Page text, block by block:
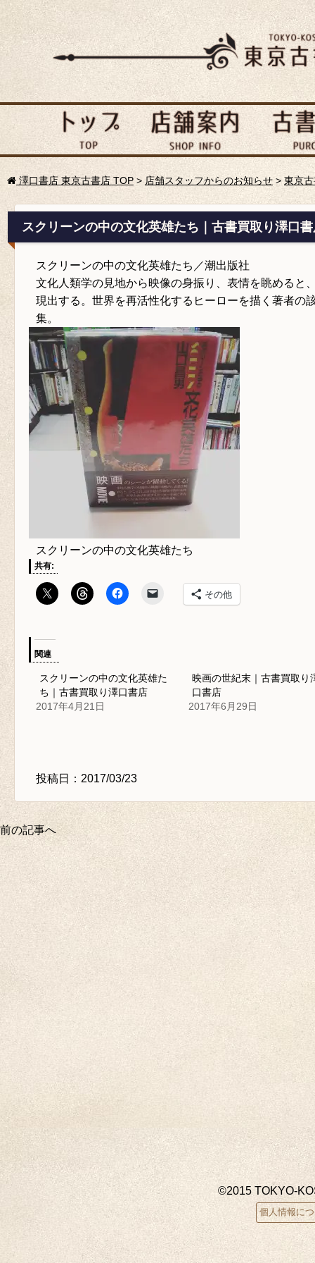
澤口書店 東京古書店 TOP > 店舗スタッフからのお知らせ> 東京
スクリーンの中の文化英雄たち｜古書買取り澤口
スクリーンの中の文化英雄たち／潮出版社
文化人類学の見地から映像の身振り、表情を眺めると
現出する。世界を再活性化するヒーローを描く著者の
集。
スクリーンの中の文化英雄たち
共有:
その他
関連
スクリーンの中の文化英雄た
ち｜古書買取り澤口書店
2017年4月21日
映画の世紀末｜古書買取り
口書店
2017年6月29日
投稿日：2017/03/23
前の記事へ
©2015 TOKYO-
個人情報に